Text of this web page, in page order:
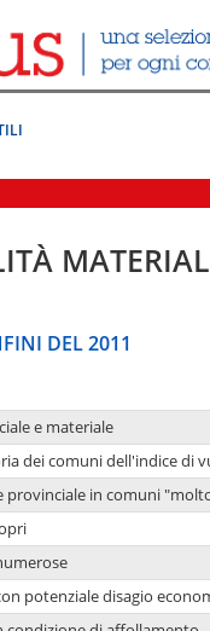
DEL 2011
e materiale
dei comuni dell'indice di
provinciale in comuni
potenziale disagio